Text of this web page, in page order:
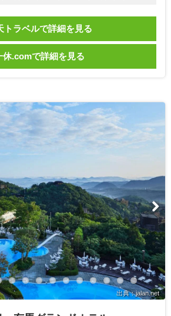
トラベルで詳細を見る
休.comで詳細を見る
出典：jalan.net